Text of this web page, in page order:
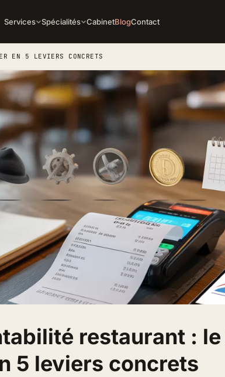
Services Spécialités CabinetBlogContact
EN 5 LEVIERS CONCRETS
restaurant :
5 leviers concrets